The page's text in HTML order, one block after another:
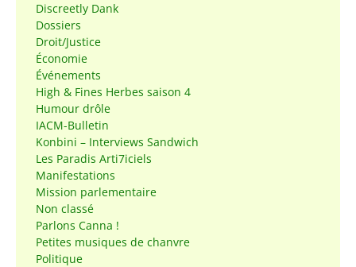
Discreetly Dank
Dossiers
Droit/Justice
Économie
Événements
High & Fines Herbes saison 4
Humour drôle
IACM-Bulletin
Konbini – Interviews Sandwich
Les Paradis Arti7iciels
Manifestations
Mission parlementaire
Non classé
Parlons Canna !
Petites musiques de chanvre
Politique